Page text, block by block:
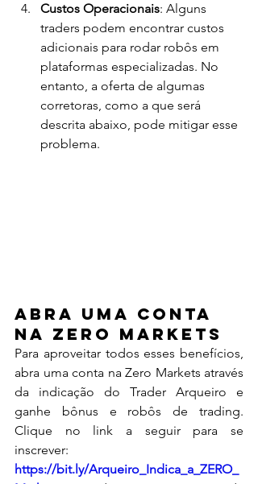
Custos Operacionais: Alguns
traders podem encontrar custos
adicionais para rodar robôs em
plataformas especializadas. No
entanto, a oferta de algumas
corretoras, como a que será
descrita abaixo, pode mitigar esse
problema.
Abra uma Conta
na Zero Markets
Para aproveitar todos esses benefícios,
abra uma conta na Zero Markets através
da indicação do Trader Arqueiro e
ganhe bônus e robôs de trading.
Clique no link a seguir para se
https://bit.ly/Arqueiro_Indica_a_ZERO_